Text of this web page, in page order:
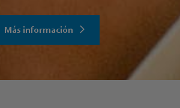
Más información